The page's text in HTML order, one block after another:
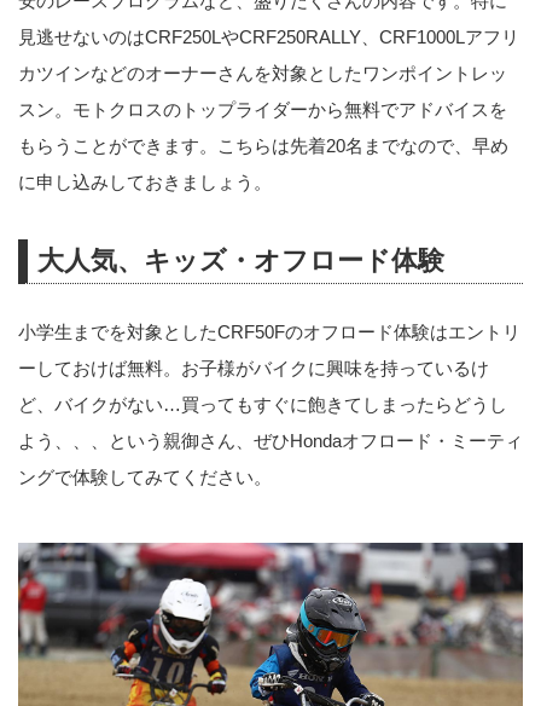
見逃せないのはCRF250LやCRF250RALLY、CRF1000Lアフリ
カツインなどのオーナーさんを対象としたワンポイントレッ
スン。モトクロスのトップライダーから無料でアドバイスを
もらうことができます。こちらは先着20名までなので、早め
に申し込みしておきましょう。
大人気、キッズ・オフロード体験
小学生までを対象としたCRF50Fのオフロード体験はエントリ
ーしておけば無料。お子様がバイクに興味を持っているけ
ど、バイクがない…買ってもすぐに飽きてしまったらどうし
よう、、、という親御さん、ぜひHondaオフロード・ミーティ
ングで体験してみてください。